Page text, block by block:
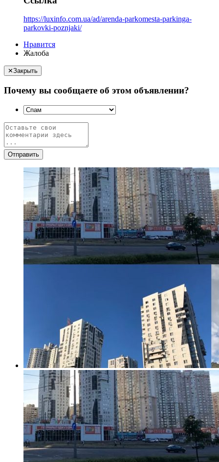
https://luxinfo.com.ua/ad/arenda-parkomesta-parkinga-
parkovki-poznjaki/
Нравится
Жалоба
✕Закрыть
Почему вы сообщаете об этом объявлении?
Отправить